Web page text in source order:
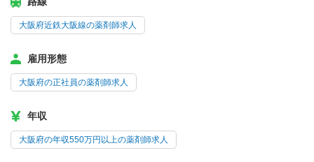
大阪府近鉄大阪線の薬剤師求人
雇用形態
大阪府の正社員の薬剤師求人
年収
大阪府の年収550万円以上の薬剤師求人